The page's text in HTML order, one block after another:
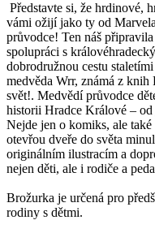
Představte si, že hrdinové,
vámi ožijí jako ty od
průvodce! Ten náš
spolupráci s
dobrodružnou cestu
medvěda Wrr, známá z
svět!. Medvědí průvodce
historii Hradce Králové – od
Nejde jen o komiks, ale
otevřou dveře do světa
originálním ilustracím a
nejen děti, ale i rodiče a
Brožurka je určená pro
rodiny s dětmi.